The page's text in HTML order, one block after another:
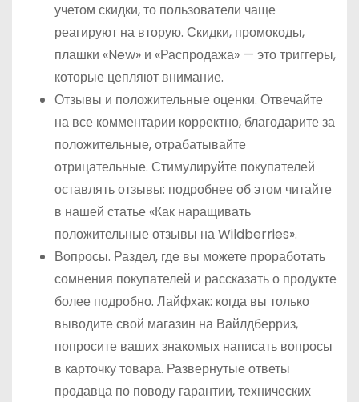
учетом скидки, то пользователи чаще
реагируют на вторую. Скидки, промокоды,
плашки «New» и «Распродажа» — это триггеры,
которые цепляют внимание.
Отзывы и положительные оценки. Отвечайте
на все комментарии корректно, благодарите за
положительные, отрабатывайте
отрицательные. Стимулируйте покупателей
оставлять отзывы: подробнее об этом читайте
в нашей статье «Как наращивать
положительные отзывы на Wildberries».
Вопросы. Раздел, где вы можете проработать
сомнения покупателей и рассказать о продукте
более подробно. Лайфхак: когда вы только
выводите свой магазин на Вайлдберриз,
попросите ваших знакомых написать вопросы
в карточку товара. Развернутые ответы
продавца по поводу гарантии, технических